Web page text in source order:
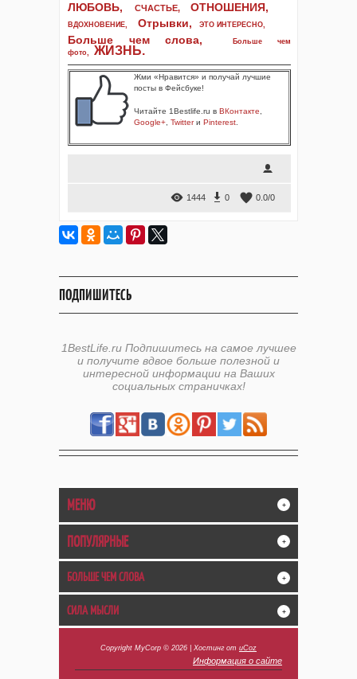
ЛЮБОВЬ, СЧАСТЬЕ, ОТНОШЕНИЯ,
ВДОХНОВЕНИЕ, Отрывки, ЭТО ИНТЕРЕСНО,
Больше чем слова,
Больше чем
фото, ЖИЗНЬ.
Жми «Нравится» и получай лучшие
посты в Фейсбуке!
Читайте 1Bestlife.ru в ВКонтакте
Google+ Twitterи Pinterest
1444 0 0.0/0
ПОДПИШИТЕСЬ
1BestLife.ru Подпишитесь на самое лучшее
и получите вдвое больше полезной и
интересной информации на Ваших
социальных страничках!
МЕНЮ +
ПОПУЛЯРНЫЕ +
БОЛЬШЕ ЧЕМ СЛОВА +
СИЛА МЫСЛИ +
Copyright MyCorp © 2026 Хостинг от uCoz
Информация о сайте